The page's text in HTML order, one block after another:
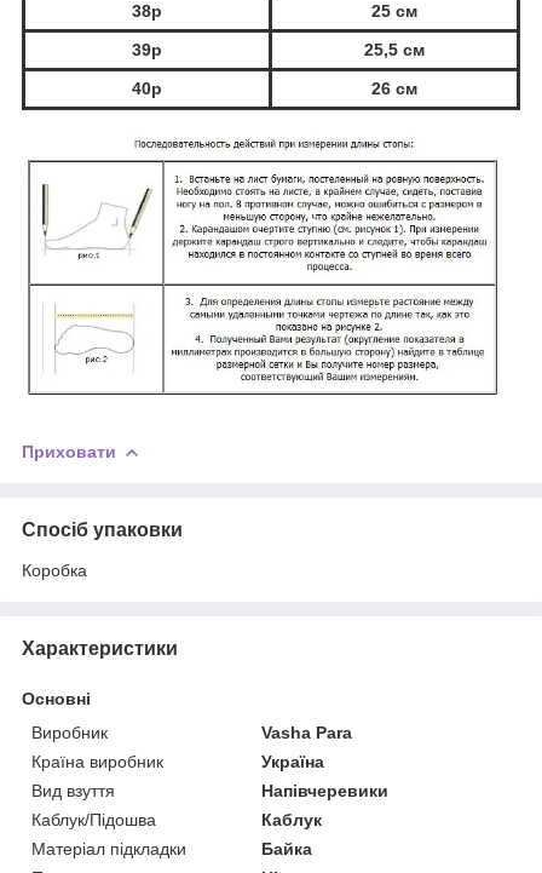
38р
25 см
39р
25,5 см
40р
26 см
Приховати
Спосіб упаковки
Коробка
Характеристики
Основні
Виробник
Vasha Para
Країна виробник
Україна
Вид взуття
Напівчеревики
Каблук/Підошва
Каблук
Матеріал підкладки
Байка